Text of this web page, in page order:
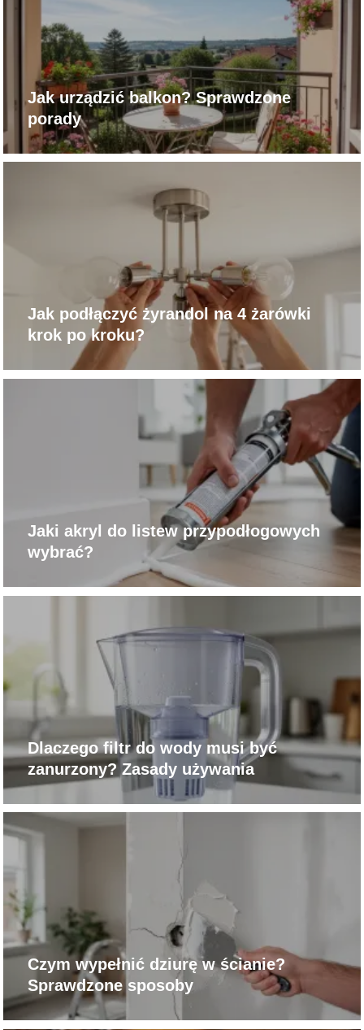
Jak urządzić balkon? Sprawdzone
porady
Jak podłączyć żyrandol na 4 żarówki
krok po kroku?
Jaki akryl do listew przypodłogowych
wybrać?
Dlaczego filtr do wody musi być
zanurzony? Zasady używania
Czym wypełnić dziurę w ścianie?
Sprawdzone sposoby